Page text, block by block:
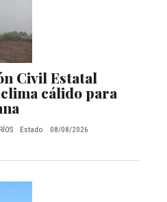
Civil Estatal
cálido para
Estado 08/08/2026